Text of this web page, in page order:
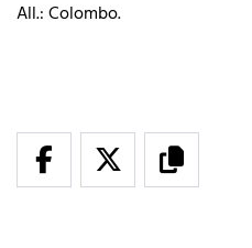
All.: Colombo.